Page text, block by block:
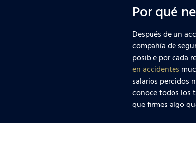
Por qué
Después de un
compañía de
posible por cada
en accidentes
salarios perdidos
conoce todos los
que firmes algo